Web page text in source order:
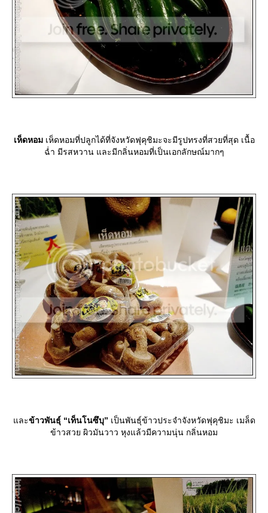
เห็ดหอม เห็ดหอมที่ปลูกได้ที่จังหวัดฟุคุชิมะจะมีรูปทรงที่สวยที่สุด เนื้อ
ฉ่ำ มีรสหวาน และมีกลิ่นหอมที่เป็นเอกลักษณ์มากๆ
ละข้าวพันธุ์ “เท็นโนซึบุ” เป็นพันธุ์ข้าวประจำจังหวัดฟุคุชิมะ เมล็ด
ข้าวสวย ผิวมันวาว หุงแล้วมีความนุ่น กลิ่นหอม